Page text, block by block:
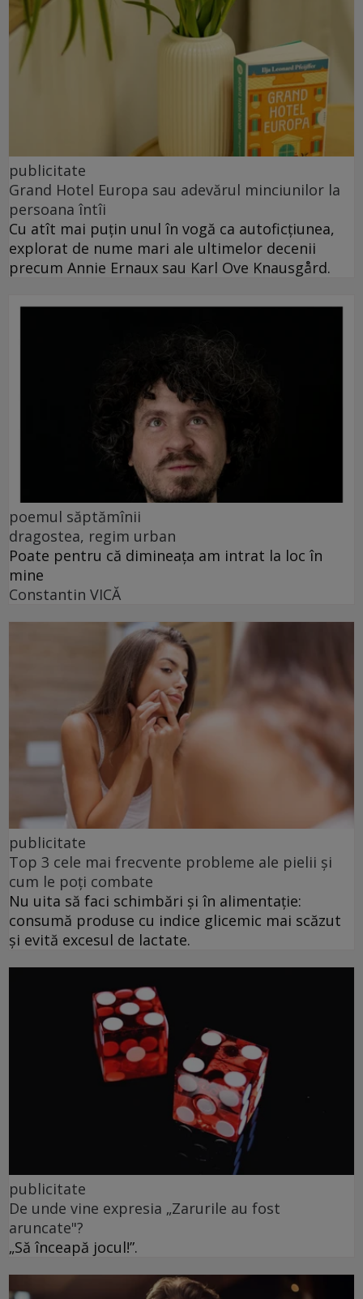
publicitate
Grand Hotel Europa sau adevărul minciunilor la
persoana întîi
Cu atît mai puțin unul în vogă ca autoficțiunea,
explorat de nume mari ale ultimelor decenii
precum Annie Ernaux sau Karl Ove Knausgård.
poemul săptămînii
dragostea, regim urban
Poate pentru că dimineața am intrat la loc în
mine
Constantin VICĂ
publicitate
Top 3 cele mai frecvente probleme ale pielii și
cum le poți combate
Nu uita să faci schimbări și în alimentație:
consumă produse cu indice glicemic mai scăzut
și evită excesul de lactate.
publicitate
De unde vine expresia „Zarurile au fost
aruncate"?
„Să înceapă jocul!”.